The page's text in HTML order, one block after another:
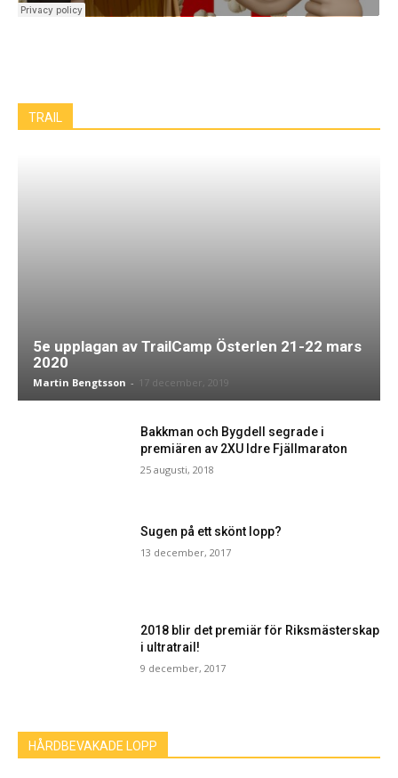
TRAIL
5e upplagan av TrailCamp Österlen 21-22 mars
2020
Martin Bengtsson - 17 december, 2019
Bakkman och Bygdell segrade i
premiären av 2XU Idre Fjällmaraton
25 augusti, 2018
Sugen på ett skönt lopp?
13 december, 2017
2018 blir det premiär för Riksmästerskap
i ultratrail!
9 december, 2017
HÅRDBEVAKADE LOPP